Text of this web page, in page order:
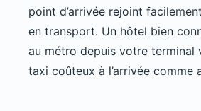
point d’arrivée rejoint
en transport. Un hôtel bien
au métro depuis votre terminal
taxi coûteux à l’arrivée comme